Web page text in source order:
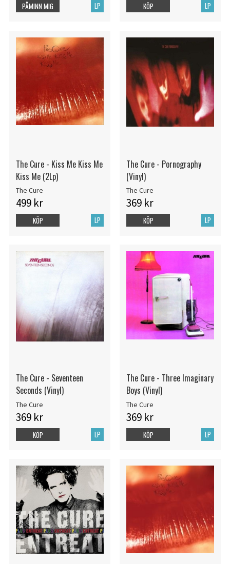
LP
PÅMINN MIG LP
KÖP
The Cure - Kiss Me Kiss Me
Kiss Me (2Lp)
The Cure
499 kr
LP
KÖP
The Cure - Pornography
(Vinyl)
The Cure
369 kr
LP
KÖP
The Cure - Seventeen
Seconds (Vinyl)
The Cure
369 kr
LP
KÖP
The Cure - Three Imaginary
Boys (Vinyl)
The Cure
369 kr
LP
KÖP